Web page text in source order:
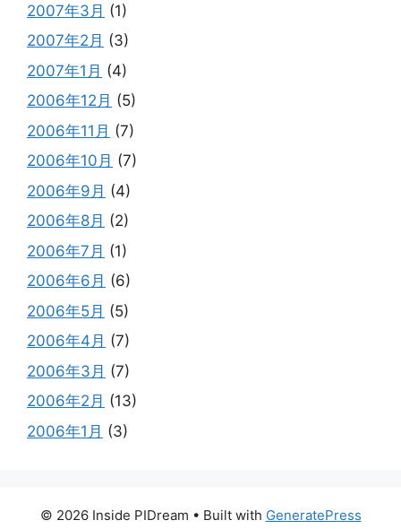
2007年3月 (1)
2007年2月 (3)
2007年1月 (4)
2006年12月 (5)
2006年11月 (7)
2006年10月 (7)
2006年9月 (4)
2006年8月 (2)
2006年7月 (1)
2006年6月 (6)
2006年5月 (5)
2006年4月 (7)
2006年3月 (7)
2006年2月 (13)
2006年1月 (3)
© 2026 Inside PIDream • Built with GeneratePress